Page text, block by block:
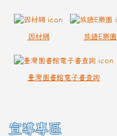
因材網 族語E樂園
臺灣圖書館電子書查詢
宣導專區